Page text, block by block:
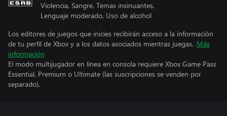
Violencia, Sangre, Temas insinuantes,
Lenguaje moderado, Uso de alcohol
Los editores de juegos que inicies recibirán acceso a la información
de tu perfil de Xbox y a los datos asociados mientras juegas. Más
información
El modo multijugador en línea en consola requiere Xbox Game Pass
Essential, Premium o Ultimate (las suscripciones se venden por
separado).